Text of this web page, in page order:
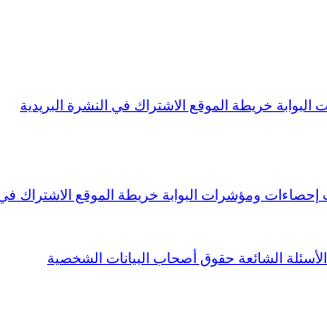
خريطة الموقع الاشتراك في النشرة البريدية
إحصاءات ومؤشرات البوابة خريطة الموقع الاشتراك
الأسئلة الشائعة حقوق أصحاب البيانات الشخصية